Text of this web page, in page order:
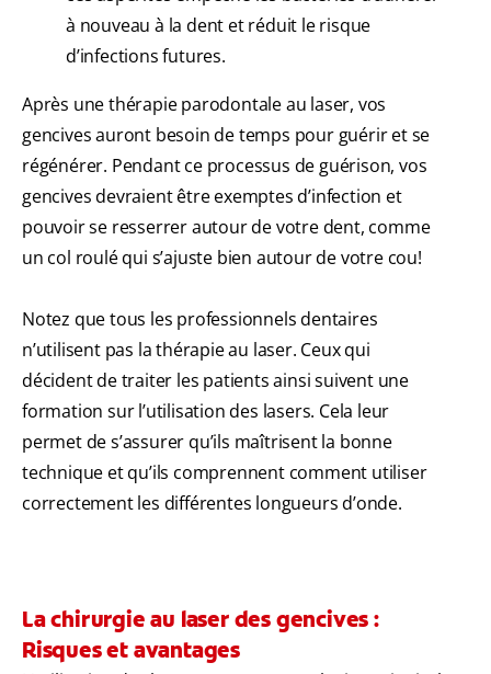
à nouveau à la dent et réduit le risque
d’infections futures.
Après une thérapie parodontale au laser, vos
gencives auront besoin de temps pour guérir et se
régénérer. Pendant ce processus de guérison, vos
gencives devraient être exemptes d’infection et
pouvoir se resserrer autour de votre dent, comme
un col roulé qui s’ajuste bien autour de votre cou!
Notez que tous les professionnels dentaires
n’utilisent pas la thérapie au laser. Ceux qui
décident de traiter les patients ainsi suivent une
formation sur l’utilisation des lasers. Cela leur
permet de s’assurer qu’ils maîtrisent la bonne
technique et qu’ils comprennent comment utiliser
correctement les différentes longueurs d’onde.
La chirurgie au laser des gencives :
Risques et avantages